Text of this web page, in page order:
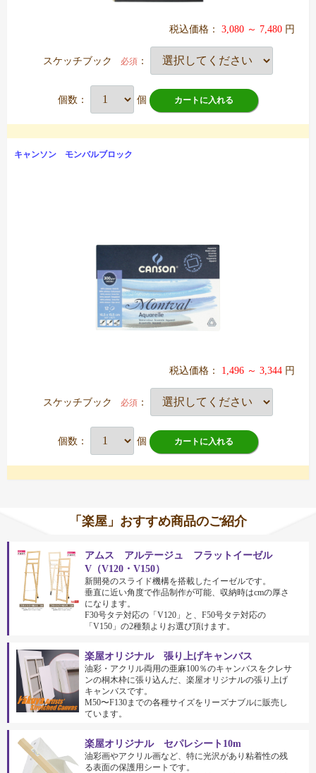
税込価格： 3,080 ～ 7,480 円
スケッチブック 必須 ：
個数： 個 カートに入れる
キャンソン モンバルブロック
税込価格： 1,496 ～ 3,344 円
スケッチブック 必須 ：
個数： 個 カートに入れる
「楽屋」おすすめ商品のご紹介
アムス アルテージュ フラットイーゼル
V（V120・V150）
新開発のスライド機構を搭載したイーゼルです。
垂直に近い角度で作品制作が可能、収納時はcmの厚さ
になります。
F30号タテ対応の「V120」と、F50号タテ対応の
「V150」の2種類よりお選び頂けます。
楽屋オリジナル 張り上げキャンバス
油彩・アクリル両用の亜麻100％のキャンバスをクレサ
ンの桐木枠に張り込んだ、楽屋オリジナルの張り上げ
キャンバスです。
M50〜F130までの各種サイズをリーズナブルに販売し
ています。
楽屋オリジナル セパレシート10m
油彩画やアクリル画など、特に光沢があり粘着性の残
る表面の保護用シートです。